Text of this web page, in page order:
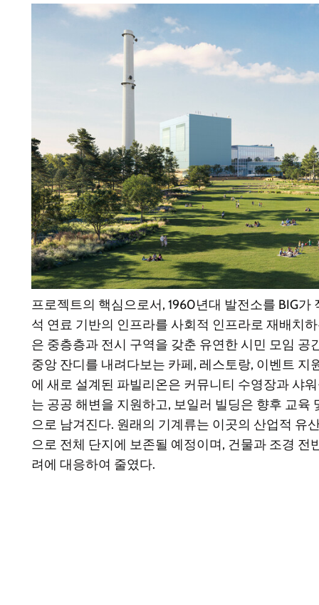
프로젝트의 핵심으로서, 1960년대 발전소를 BIG가
석 연료 기반의 인프라를 사회적 인프라로 재배치
은 중층층과 전시 구역을 갖춘 유연한 시민 모임 공
중앙 잔디를 내려다보는 카페, 레스토랑, 이벤트 지
에 새로 설계된 파빌리온은 커뮤니티 수영장과 샤
는 공공 해변을 지원하고, 보일러 빌딩은 향후 교육
으로 남겨진다. 원래의 기계류는 이곳의 산업적 유
으로 전체 단지에 보존될 예정이며, 건물과 조경 전
려에 대응하여 줄였다.